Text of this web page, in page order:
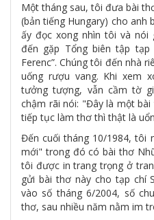
Một tháng sau, tôi đưa bài
(bản tiếng Hungary) cho anh
ấy đọc xong nhìn tôi và nói
đến gặp Tổng biên tập tạp
Ferenc”. Chúng tôi đến nhà
uống rượu vang. Khi xem
tưởng tượng, vẫn cầm tờ
chậm rãi nói: "Đây là một
tiếp tục làm thơ thì thật là
Đến cuối tháng 10/1984, tôi
mới" trong đó có bài thơ
tôi được in trang trọng ở
gửi bài thơ này cho tạp chí
vào số tháng 6/2004, số
thơ, sau nhiều năm nằm im